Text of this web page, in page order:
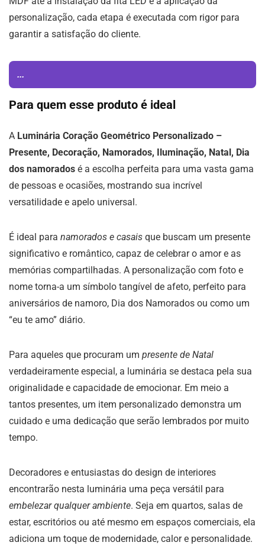
personalização, cada etapa é executada com rigor para
garantir a satisfação do cliente.
...
Para quem esse produto é ideal
A Luminária Coração Geométrico Personalizado –
Presente, Decoração, Namorados, Iluminação, Natal, Dia
dos namorados é a escolha perfeita para uma vasta gama
de pessoas e ocasiões, mostrando sua incrível
versatilidade e apelo universal.
É ideal para namorados e casais que buscam um presente
significativo e romântico, capaz de celebrar o amor e as
memórias compartilhadas. A personalização com foto e
nome torna-a um símbolo tangível de afeto, perfeito para
aniversários de namoro, Dia dos Namorados ou como um
“eu te amo” diário.
Para aqueles que procuram um presente de Natal
verdadeiramente especial, a luminária se destaca pela sua
originalidade e capacidade de emocionar. Em meio a
tantos presentes, um item personalizado demonstra um
cuidado e uma dedicação que serão lembrados por muito
tempo.
Decoradores e entusiastas do design de interiores
encontrarão nesta luminária uma peça versátil para
embelezar qualquer ambiente. Seja em quartos, salas de
estar, escritórios ou até mesmo em espaços comerciais, ela
adiciona um toque de modernidade, calor e personalidade.